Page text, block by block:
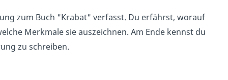
zum Buch "Krabat" verfasst. Du erfährst, worauf
Merkmale sie auszeichnen. Am Ende kennst du
zu schreiben.